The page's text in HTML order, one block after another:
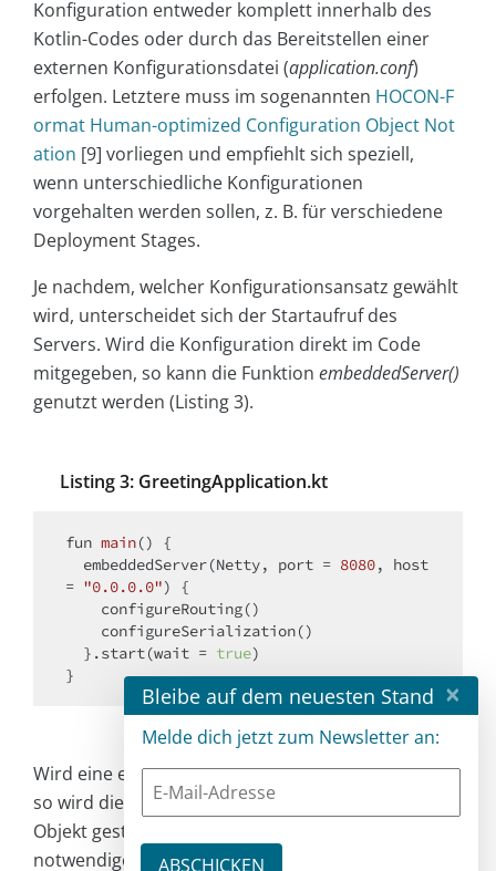
Konfiguration entweder komplett innerhalb des
Kotlin-Codes oder durch das Bereitstellen einer
externen Konfigurationsdatei (application.conf)
erfolgen. Letztere muss im sogenannten HOCON-F
ormat Human-optimized Configuration Object Not
ation [9] vorliegen und empfiehlt sich speziell,
wenn unterschiedliche Konfigurationen
vorgehalten werden sollen, z. B. für verschiedene
Deployment Stages.
Je nachdem, welcher Konfigurationsansatz gewählt
wird, unterscheidet sich der Startaufruf des
Servers. Wird die Konfiguration direkt im Code
mitgegeben, so kann die Funktion embeddedServer()
genutzt werden (Listing 3).
Listing 3: GreetingApplication.kt
fun main()
{
  embeddedServer(Netty, port =
8080, host
= "0.0.0.0") {
  }.start(wait =
true)
Wird eine externe Konfigurationsdatei verwendet,
so wird die Laufzeitumgebung über das
Objekt gestartet. Zusätzlich müssen die
notwendigen Konfigurationen innerhalb einer oder
Bleibe auf dem neuesten Stand ×
Melde dich jetzt zum Newsletter an: